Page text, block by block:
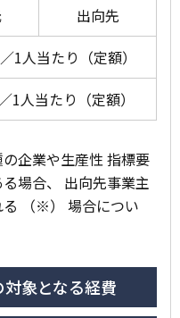
出向先
1人当たり（定額）
1人当たり（定額）
企業や生産性 指標要
場合、 出向先事業主
（※） 場合につい
象となる経費